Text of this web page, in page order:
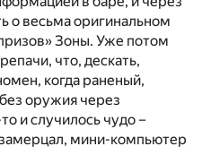
о весьма оригинальном
Зоны. Уже потом
что, дескать,
когда раненый,
оружия через
и случилось чудо –
мини-компьютер